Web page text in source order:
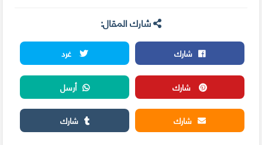
شارك المقال:
شارك
غرد
شارك
أرسل
شارك
شارك